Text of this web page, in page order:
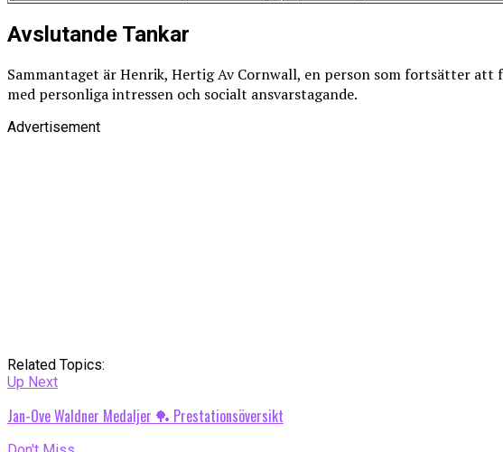
Avslutande Tankar
Sammantaget är Henrik, Hertig Av Cornwall, en person som fortsätter att
med personliga intressen och socialt ansvarstagande.
Advertisement
Related Topics:
Up Next
Jan-Ove Waldner Medaljer 🏓 Prestationsöversikt